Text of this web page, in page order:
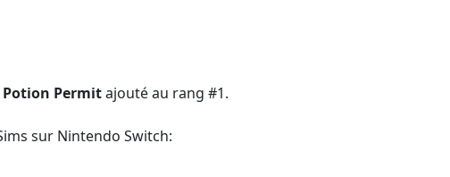
Potion Permitajouté au rang #1.
sur Nintendo Switch: